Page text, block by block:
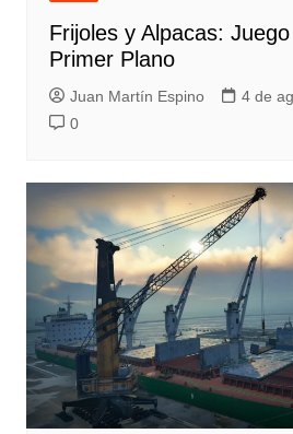
Frijoles y Alpacas:
Primer Plano
Juan Martín Espino
4 de
0